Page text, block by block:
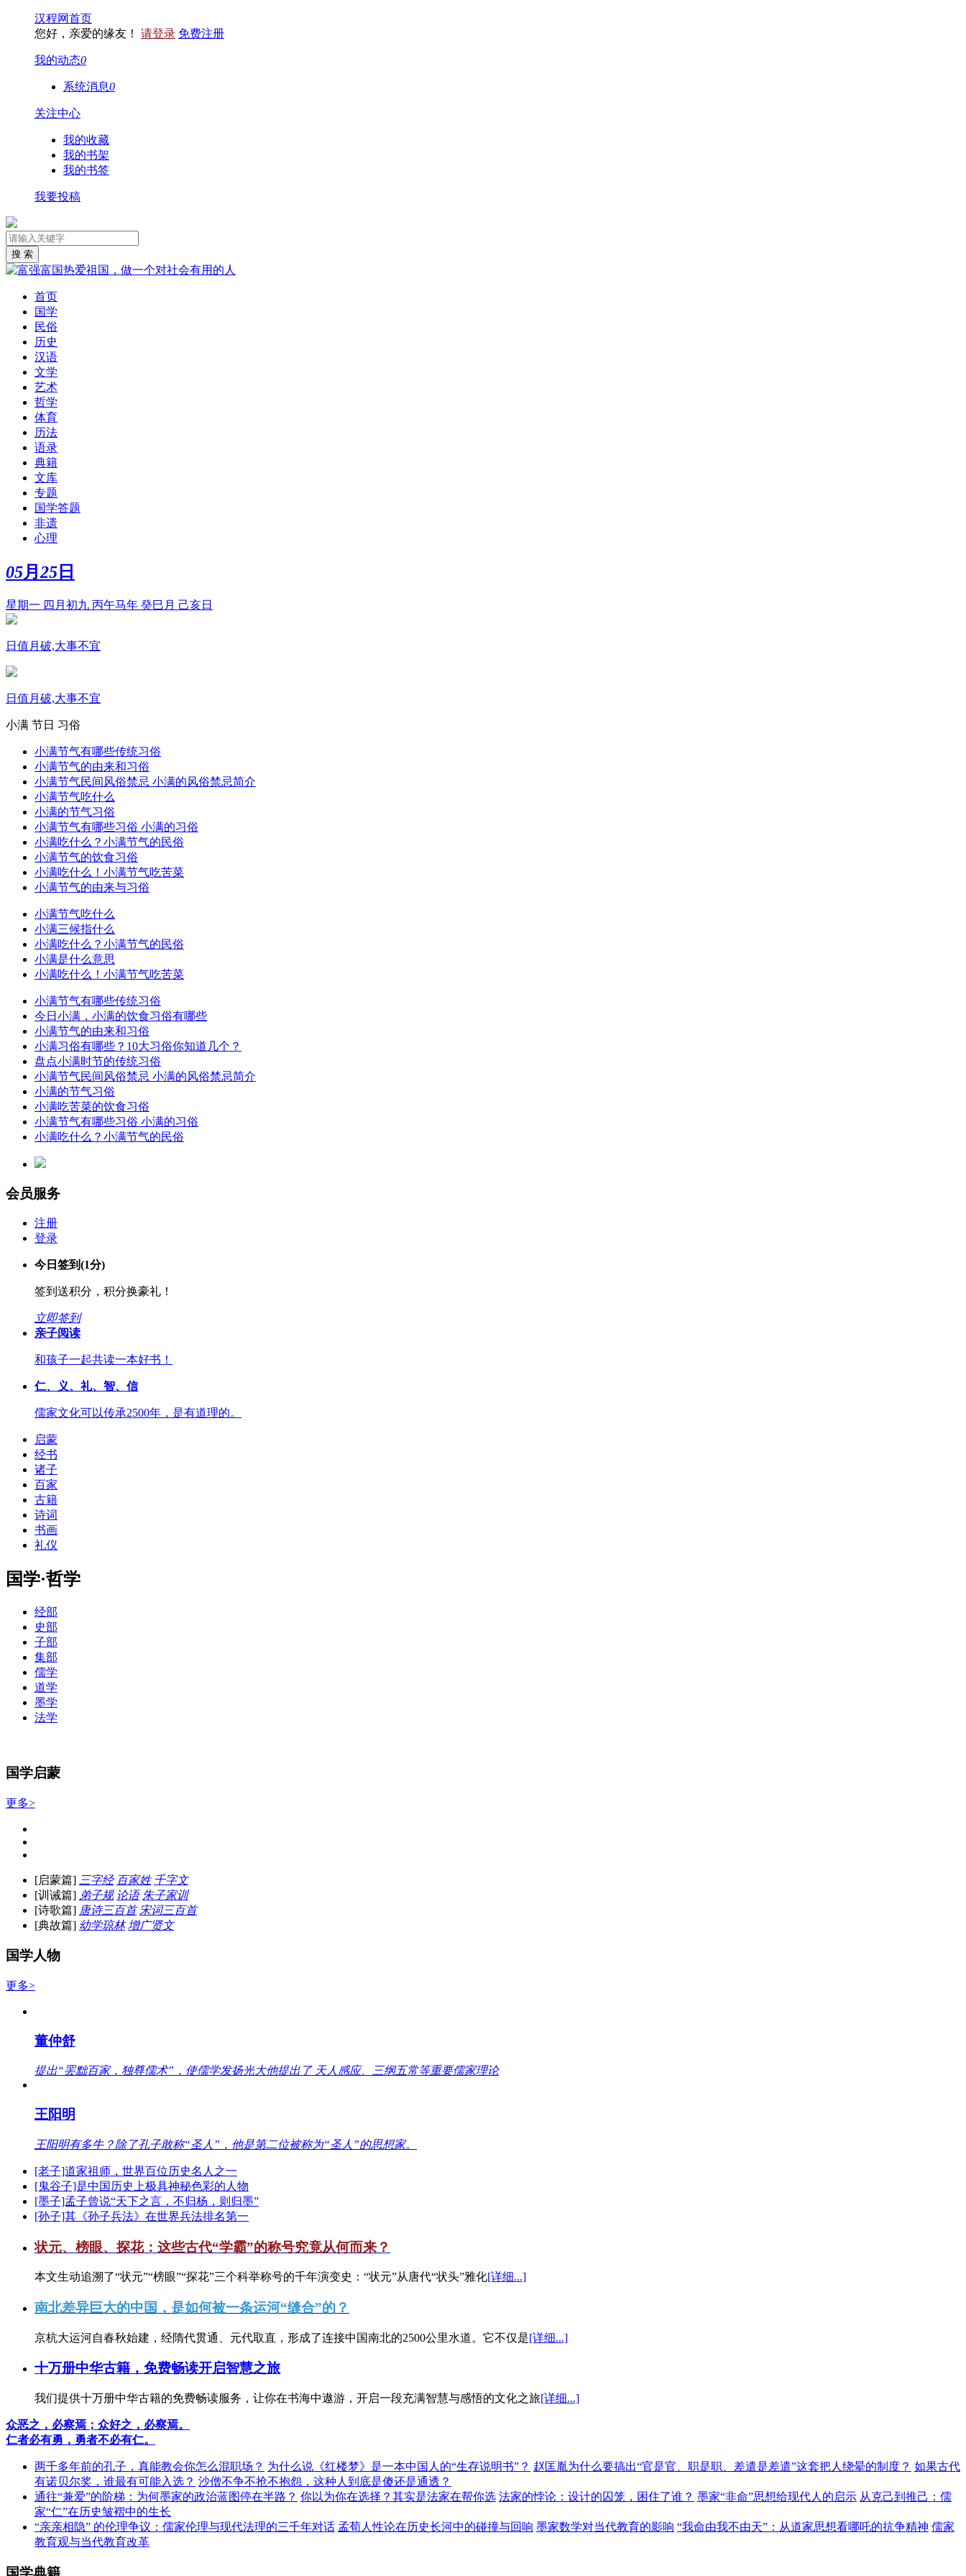
汉程网首页
您好，亲爱的缘友！ 请登录 免费注册
我的动态0
系统消息0
关注中心
我的收藏
我的书架
我的书签
我要投稿
首页
国学
民俗
历史
汉语
文学
艺术
哲学
体育
历法
语录
典籍
文库
专题
国学答题
非遗
心理
05月 25 日
星期一 四月初九 丙午马年 癸巳月 己亥日
日值月破,大事不宜
日值月破,大事不宜
小满 节日 习俗
小满节气有哪些传统习俗
小满节气的由来和习俗
小满节气民间风俗禁忌 小满的风俗禁忌简介
小满节气吃什么
小满的节气习俗
小满节气有哪些习俗 小满的习俗
小满吃什么？小满节气的民俗
小满节气的饮食习俗
小满吃什么！小满节气吃苦菜
小满节气的由来与习俗
小满节气吃什么
小满三候指什么
小满吃什么？小满节气的民俗
小满是什么意思
小满吃什么！小满节气吃苦菜
小满节气有哪些传统习俗
今日小满，小满的饮食习俗有哪些
小满节气的由来和习俗
小满习俗有哪些？10大习俗你知道几个？
盘点小满时节的传统习俗
小满节气民间风俗禁忌 小满的风俗禁忌简介
小满的节气习俗
小满吃苦菜的饮食习俗
小满节气有哪些习俗 小满的习俗
小满吃什么？小满节气的民俗
会员服务
注册
登录
今日签到(1分)
签到送积分，积分换豪礼！
立即签到
亲子阅读
和孩子一起共读一本好书！
仁、义、礼、智、信
儒家文化可以传承2500年，是有道理的。
启蒙
经书
诸子
百家
古籍
诗词
书画
礼仪
国学·哲学
经部
史部
子部
集部
儒学
道学
墨学
法学
国学启蒙
更多>
[启蒙篇] 三字经 百家姓 千字文
[训诫篇] 弟子规 论语 朱子家训
[诗歌篇] 唐诗三百首 宋词三百首
[典故篇] 幼学琼林 增广贤文
国学人物
更多>
董仲舒
提出“罢黜百家，独尊儒术”，使儒学发扬光大他提出了 天人感应、三纲五常等重要儒家理论
王阳明
王阳明有多牛？除了孔子敢称“圣人”，他是第二位被称为“圣人”的思想家。
[老子]道家祖师，世界百位历史名人之一
[鬼谷子]是中国历史上极具神秘色彩的人物
[墨子]孟子曾说“天下之言，不归杨，则归墨”
[孙子]其《孙子兵法》在世界兵法排名第一
状元、榜眼、探花：这些古代“学霸”的称号究竟从何而来？
本文生动追溯了“状元”“榜眼”“探花”三个科举称号的千年演变史：“状元”从唐代“状头”雅化[详细...]
南北差异巨大的中国，是如何被一条运河“缝合”的？
京杭大运河自春秋始建，经隋代贯通、元代取直，形成了连接中国南北的2500公里水道。它不仅是[详细...]
十万册中华古籍，免费畅读开启智慧之旅
我们提供十万册中华古籍的免费畅读服务，让你在书海中遨游，开启一段充满智慧与感悟的文化之旅[详细...]
众恶之，必察焉；众好之，必察焉。
仁者必有勇，勇者不必有仁。
两千多年前的孔子，真能教会你怎么混职场？ 为什么说《红楼梦》是一本中国人的“生存说明书”？ 赵匡胤为什么要搞出“官是官、职是职、差遣是差遣”这套把人绕晕的制度？ 如果古代
有诺贝尔奖，谁最有可能入选？ 沙僧不争不抢不抱怨，这种人到底是傻还是通透？
通往“兼爱”的阶梯：为何墨家的政治蓝图停在半路？ 你以为你在选择？其实是法家在帮你选 法家的悖论：设计的囚笼，困住了谁？ 墨家“非命”思想给现代人的启示 从克己到推己：儒
家“仁”在历史皱褶中的生长
“亲亲相隐” 的伦理争议：儒家伦理与现代法理的三千年对话 孟荀人性论在历史长河中的碰撞与回响 墨家数学对当代教育的影响 “我命由我不由天”：从道家思想看哪吒的抗争精神 儒家
教育观与当代教育改革
国学典籍